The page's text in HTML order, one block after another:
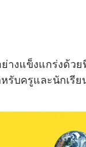
างแข็งแกร่งด้วย
รับครูและนักเรีย